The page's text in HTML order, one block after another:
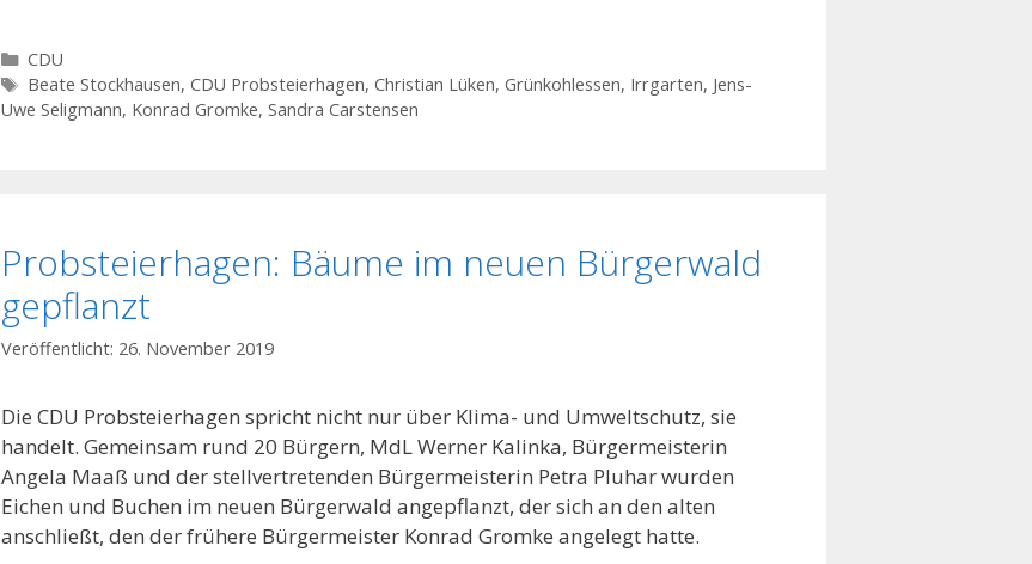
Kategorien
CDU
Schlagwörter
Beate Stockhausen, CDU Probsteierhagen, Christian Lüken, Grünkohlessen, Irrgarten, Jens-
Uwe Seligmann, Konrad Gromke, Sandra Carstensen
Probsteierhagen: Bäume im neuen Bürgerwald
gepflanzt
26. November 2019
Die CDU Probsteierhagen spricht nicht nur über Klima- und Umweltschutz, sie
handelt. Gemeinsam rund 20 Bürgern, MdL Werner Kalinka, Bürgermeisterin
Angela Maaß und der stellvertretenden Bürgermeisterin Petra Pluhar wurden
Eichen und Buchen im neuen Bürgerwald angepflanzt, der sich an den alten
anschließt, den der frühere Bürgermeister Konrad Gromke angelegt hatte.